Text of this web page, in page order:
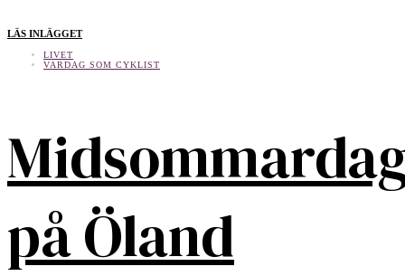
LÄS INLÄGGET
LIVET
VARDAG SOM CYKLIST
på Öland